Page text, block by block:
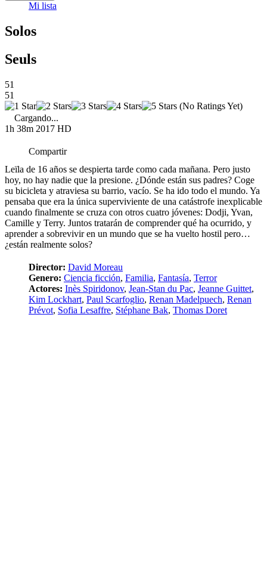
Mi lista
Solos
Seuls
51
51
(No Ratings Yet)
Cargando...
1h 38m 2017 HD
Compartir
Leïla de 16 años se despierta tarde como cada mañana. Pero justo
hoy, no hay nadie que la presione. ¿Dónde están sus padres? Coge
su bicicleta y atraviesa su barrio, vacío. Se ha ido todo el mundo. Ya
pensaba que era la única superviviente de una catástrofe inexplicable
cuando finalmente se cruza con otros cuatro jóvenes: Dodji, Yvan,
Camille y Terry. Juntos tratarán de comprender qué ha ocurrido, y
aprender a sobrevivir en un mundo que se ha vuelto hostil pero…
¿están realmente solos?
Director: David Moreau
Genero: Ciencia ficción, Familia, Fantasía, Terror
Actores: Inès Spiridonov, Jean-Stan du Pac, Jeanne Guittet,
Kim Lockhart, Paul Scarfoglio, Renan Madelpuech, Renan
Prévot, Sofia Lesaffre, Stéphane Bak, Thomas Doret